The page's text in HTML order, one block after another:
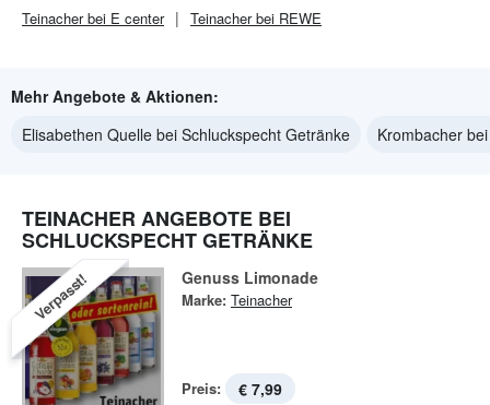
Teinacher bei E center
Teinacher bei REWE
Mehr Angebote & Aktionen:
Elisabethen Quelle bei Schluckspecht Getränke
Krombacher
TEINACHER ANGEBOTE BEI
SCHLUCKSPECHT GETRÄNKE
Verpasst! Genuss Limonade
Marke: Teinacher
Preis: € 7,99